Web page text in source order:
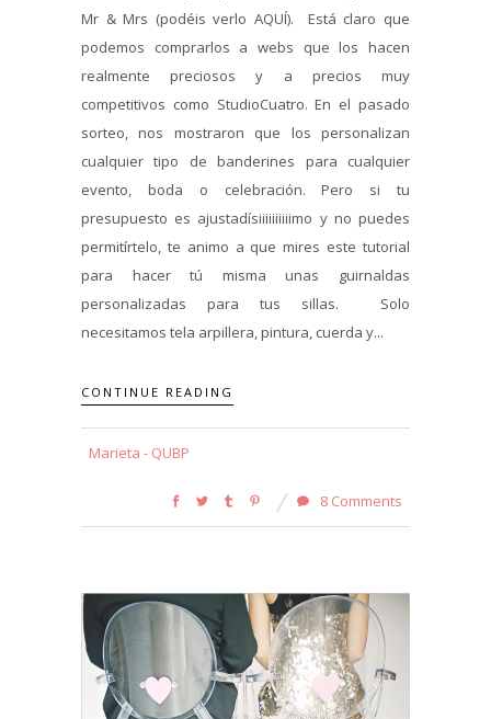
Mr & Mrs (podéis verlo AQUÍ). Está claro que
podemos comprarlos a webs que los hacen
realmente preciosos y a precios muy
competitivos como StudioCuatro. En el pasado
sorteo, nos mostraron que los personalizan
cualquier tipo de banderines para cualquier
evento, boda o celebración. Pero si tu
presupuesto es ajustadísiiiiiiiiiimo y no puedes
permitírtelo, te animo a que mires este tutorial
para hacer tú misma unas guirnaldas
personalizadas para tus sillas. Solo
necesitamos tela arpillera, pintura, cuerda y...
CONTINUE READING
Marieta - QUBP
8 Comments